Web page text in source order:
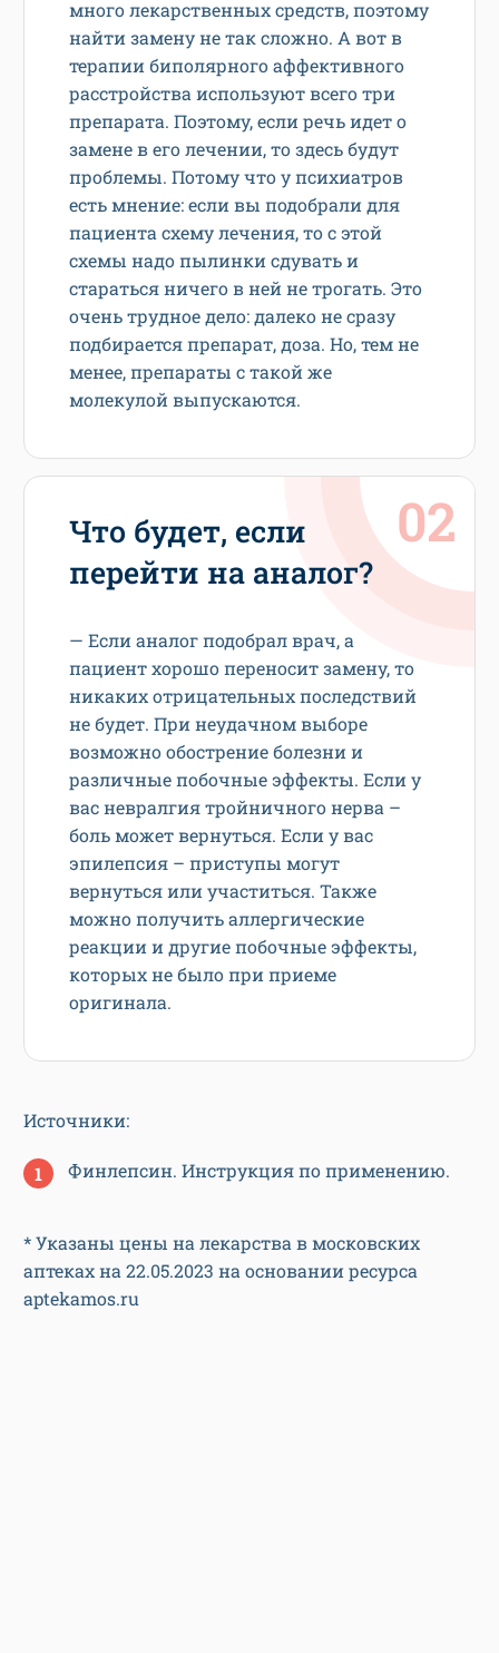
много лекарственных средств, поэтому
найти замену не так сложно. А вот в
терапии биполярного аффективного
расстройства используют всего три
препарата. Поэтому, если речь идет о
замене в его лечении, то здесь будут
проблемы. Потому что у психиатров
есть мнение: если вы подобрали для
пациента схему лечения, то с этой
схемы надо пылинки сдувать и
стараться ничего в ней не трогать. Это
очень трудное дело: далеко не сразу
подбирается препарат, доза. Но, тем не
менее, препараты с такой же
молекулой выпускаются.
Что будет, если
перейти на аналог?
— Если аналог подобрал врач, а
пациент хорошо переносит замену, то
никаких отрицательных последствий
не будет. При неудачном выборе
возможно обострение болезни и
различные побочные эффекты. Если у
вас невралгия тройничного нерва –
боль может вернуться. Если у вас
эпилепсия – приступы могут
вернуться или участиться. Также
можно получить аллергические
реакции и другие побочные эффекты,
которых не было при приеме
оригинала.
Источники:
Финлепсин. Инструкция по применению.
* Указаны цены на лекарства в московских
аптеках на 22.05.2023 на основании ресурса
aptekamos.ru